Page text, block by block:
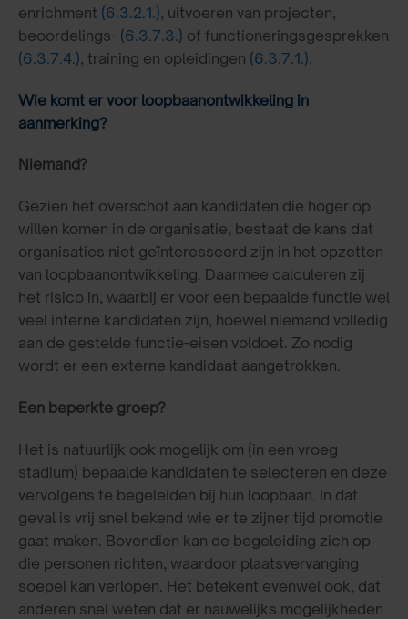
enrichment (6.3.2.1.), uitvoeren van projecten,
beoordelings- (6.3.7.3.) of functioneringsgesprekken
(6.3.7.4.), training en opleidingen (6.3.7.1.).
Wie komt er voor loopbaanontwikkeling in
aanmerking?
Niemand?
Gezien het overschot aan kandidaten die hoger op
willen komen in de organisatie, bestaat de kans dat
organisaties niet geïnteresseerd zijn in het opzetten
van loopbaanontwikkeling. Daarmee calculeren zij
het risico in, waarbij er voor een bepaalde functie wel
veel interne kandidaten zijn, hoewel niemand volledig
aan de gestelde functie-eisen voldoet. Zo nodig
wordt er een externe kandidaat aangetrokken.
Een beperkte groep?
Het is natuurlijk ook mogelijk om (in een vroeg
stadium) bepaalde kandidaten te selecteren en deze
vervolgens te begeleiden bij hun loopbaan. In dat
geval is vrij snel bekend wie er te zijner tijd promotie
gaat maken. Bovendien kan de begeleiding zich op
die personen richten, waardoor plaatsvervanging
soepel kan verlopen. Het betekent evenwel ook, dat
anderen snel weten dat er nauwelijks mogelijkheden